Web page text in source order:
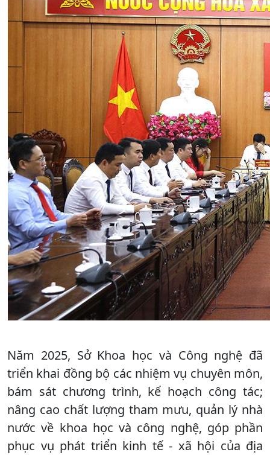
Năm 2025, Sở Khoa học và Công nghệ đã
triển khai đồng bộ các nhiệm vụ chuyên môn,
bám sát chương trình, kế hoạch công tác;
nâng cao chất lượng tham mưu, quản lý nhà
nước về khoa học và công nghệ, góp phần
phục vụ phát triển kinh tế - xã hội của địa